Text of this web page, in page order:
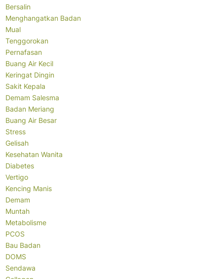
Bersalin
Menghangatkan Badan
Mual
Tenggorokan
Pernafasan
Buang Air Kecil
Keringat Dingin
Sakit Kepala
Demam Salesma
Badan Meriang
Buang Air Besar
Stress
Gelisah
Kesehatan Wanita
Diabetes
Vertigo
Kencing Manis
Demam
Muntah
Metabolisme
PCOS
Bau Badan
DOMS
Sendawa